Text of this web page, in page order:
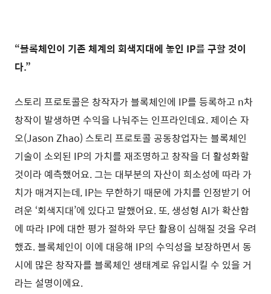
“블록체인이 기존 체계의 회색지대에 놓인 IP를 구할 것이
다.”
스토리 프로토콜은 창작자가 블록체인에 IP를 등록하고 n차
창작이 발생하면 수익을 나눠주는 인프라인데요. 제이슨 자
오(Jason Zhao) 스토리 프로토콜 공동창업자는 블록체인
기술이 소외된 IP의 가치를 재조명하고 창작을 더 활성화할
것이라 예측했어요. 그는 대부분의 자산이 희소성에 따라 가
치가 매겨지는데, IP는 무한하기 때문에 가치를 인정받기 어
려운 ‘회색지대’에 있다고 말했어요. 또, 생성형 AI가 확산함
에 따라 IP에 대한 평가 절하와 무단 활용이 심해질 것을 우려
했죠. 블록체인이 이에 대응해 IP의 수익성을 보장하면서 동
시에 많은 창작자를 블록체인 생태계로 유입시킬 수 있을 거
라는 설명이에요.